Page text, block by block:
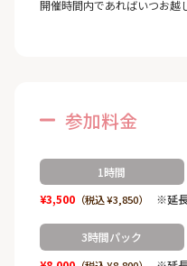
開催時間内であればいつお越
参加料金
1時間
¥3,500（税込 ¥3,850） ※延
3時間パック